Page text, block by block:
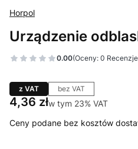
Horpol
Urządzenie
0.00(Oceny: 0
z VAT bez VAT
Cena
4,36 złw tym 23% VAT
w tym 23% VAT
Ceny podane bez kosztów